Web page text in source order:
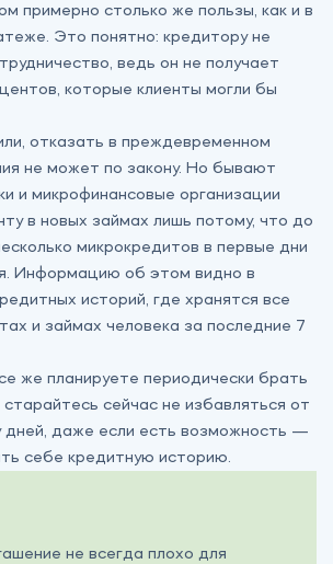
примерно столько же пользы, как и в
Это понятно: кредитору не
ведь он не получает
которые клиенты могли бы
отказать в преждевременном
не может по закону. Но бывают
и микрофинансовые организации
в новых займах лишь потому, что до
микрокредитов в первые дни
Информацию об этом видно в
историй, где хранятся все
и займах человека за последние 7
же планируете периодически брать
сейчас не избавляться от
дней, даже если есть возможность —
себе кредитную историю.
не всегда плохо для